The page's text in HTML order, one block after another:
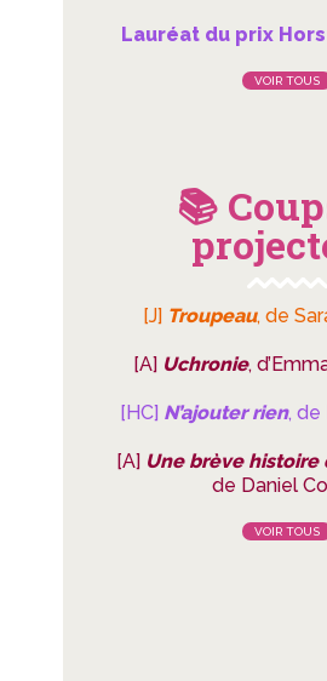
Lauréat du prix
VOIR TOUS
📚
[J] Troupeau, de
[A] Uchronie,
[HC] N’ajouter rien, de
[A] Une brève histoire
de Daniel
VOIR TOUS